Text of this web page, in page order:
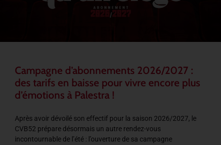
Campagne d’abonnements 2026/2027 :
des tarifs en baisse pour vivre encore plus
d’émotions à Palestra !
Après avoir dévoilé son effectif pour la saison 2026/2027, le
CVB52 prépare désormais un autre rendez-vous
incontournable de l’été : l’ouverture de sa campagne